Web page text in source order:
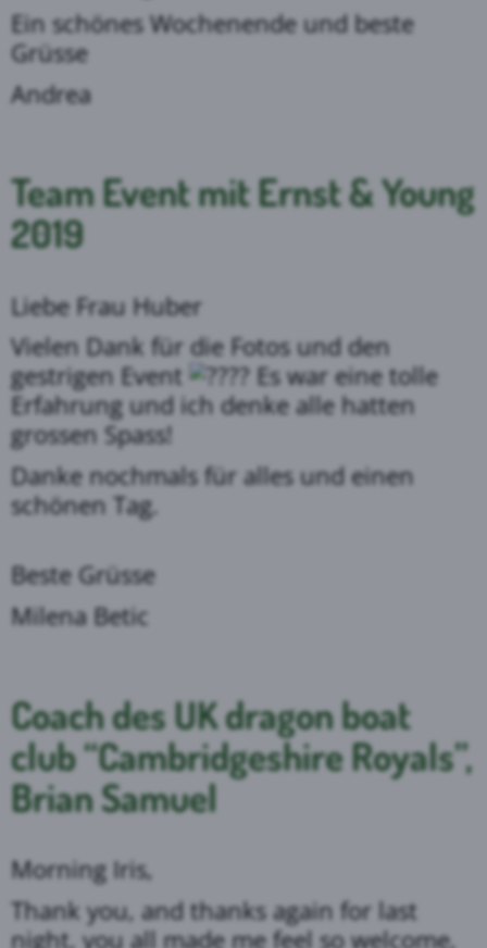
Ein schönes Wochenende und beste
Grüsse
Andrea
Team Event mit Ernst & Young
2019
Liebe Frau Huber
Vielen Dank für die Fotos und den
gestrigen Event
Es war eine tolle
Erfahrung und ich denke alle hatten
grossen Spass!
Danke nochmals für alles und einen
schönen Tag.
Beste Grüsse
Milena Betic
Coach des UK dragon boat
club “Cambridgeshire Royals”,
Brian Samuel
Morning Iris,
Thank you, and thanks again for last
night, you all made me feel so welcome,